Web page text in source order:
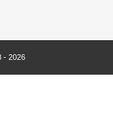
- 2026